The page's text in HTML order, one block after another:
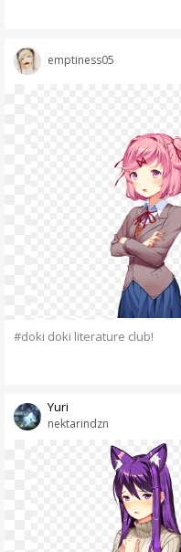
emptiness05
#doki doki literature club!
nektarindzn
Yuri